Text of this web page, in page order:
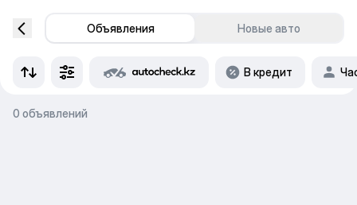
Объявления Новые авто
В кредит
0 объявлений